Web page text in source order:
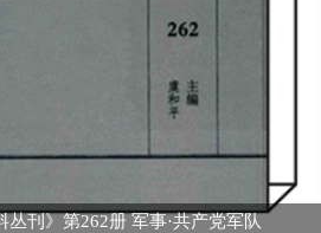
丛刊》第262册 军事·共产党军队